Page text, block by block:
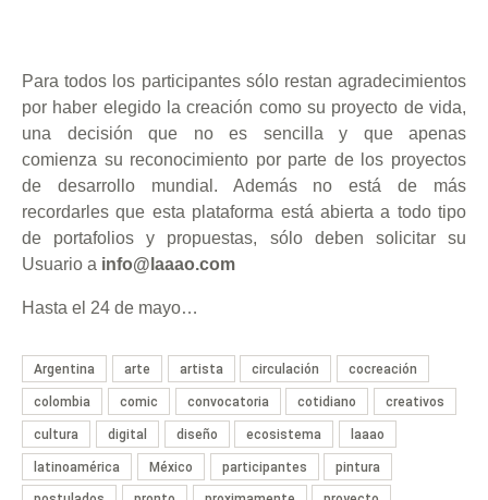
Para todos los participantes sólo restan agradecimientos
por haber elegido la creación como su proyecto de vida,
una decisión que no es sencilla y que apenas
comienza su reconocimiento por parte de los proyectos
de desarrollo mundial. Además no está de más
recordarles que esta plataforma está abierta a todo tipo
de portafolios y propuestas, sólo deben solicitar su
Usuario a info@laaao.com
Hasta el 24 de mayo…
Argentina arte artista circulación cocreación
colombia comic convocatoria cotidiano creativos
cultura digital diseño ecosistema laaao
latinoamérica México participantes pintura